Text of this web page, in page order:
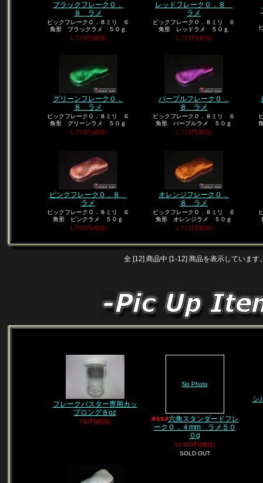
ブラックフレーク０．
８ ラメ
ビックフレーク０．８ミリ ６
角形 ブラックラメ ５０ｇ
1,715円(税抜)
レッドフレーク０．８
ラメ
ビックフレーク０．８ミリ ６
角形 レッドラメ ５０ｇ
1,715円(税抜)
グリーンフレーク０．
８ ラメ
ビックフレーク０．８ミリ ６
角形 グリーンラメ ５０ｇ
1,715円(税抜)
パープルフレーク０．
８ ラメ
ビックフレーク０．８ミリ ６
角形 パープルラメ ５０ｇ
1,715円(税抜)
ピンクフレーク０．８
ラメ
ビックフレーク０．８ミリ ６
角形 ピンクラメ ５０ｇ
1,715円(税抜)
オレンジフレーク０．
８ ラメ
ビックフレーク０．８ミリ ６
角形 オレンジラメ ５０ｇ
1,715円(税抜)
全 [12] 商品中 [1-12] 商品を表示しています
フレークバスター専用カッ
プロング８oz
700円(税抜)
No Photo
六角スタンダードフレ
ーク０．４mm ラメ５０
０g
12,000円(税抜)
SOLD OUT
シ